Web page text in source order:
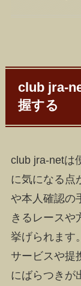
club jra-
握する
club jra-netは
に気になる点
や本人確認の
きるレースや
挙げられます
サービスや提
にばらつきが